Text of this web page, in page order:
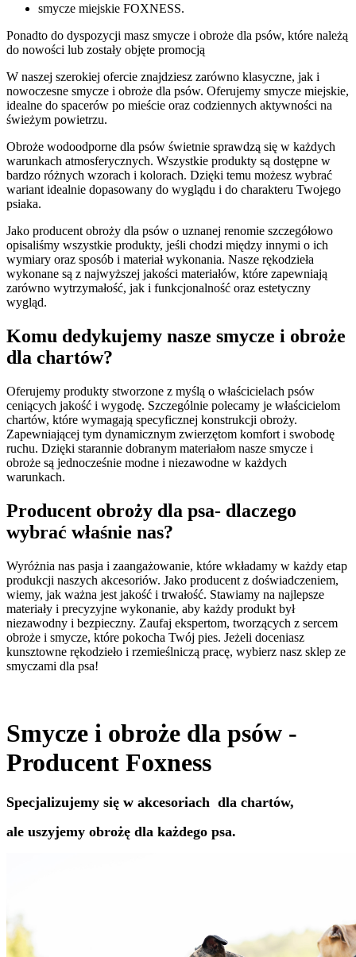
smycze miejskie FOXNESS.
Ponadto do dyspozycji masz smycze i obroże dla psów, które należą
do nowości lub zostały objęte promocją
W naszej szerokiej ofercie znajdziesz zarówno klasyczne, jak i
nowoczesne smycze i obroże dla psów. Oferujemy smycze miejskie,
idealne do spacerów po mieście oraz codziennych aktywności na
świeżym powietrzu.
Obroże wodoodporne dla psów świetnie sprawdzą się w każdych
warunkach atmosferycznych. Wszystkie produkty są dostępne w
bardzo różnych wzorach i kolorach. Dzięki temu możesz wybrać
wariant idealnie dopasowany do wyglądu i do charakteru Twojego
psiaka.
Jako producent obroży dla psów o uznanej renomie szczegółowo
opisaliśmy wszystkie produkty, jeśli chodzi między innymi o ich
wymiary oraz sposób i materiał wykonania. Nasze rękodzieła
wykonane są z najwyższej jakości materiałów, które zapewniają
zarówno wytrzymałość, jak i funkcjonalność oraz estetyczny
wygląd.
Komu dedykujemy nasze smycze i obroże
dla chartów?
Oferujemy produkty stworzone z myślą o właścicielach psów
ceniących jakość i wygodę. Szczególnie polecamy je właścicielom
chartów, które wymagają specyficznej konstrukcji obroży.
Zapewniającej tym dynamicznym zwierzętom komfort i swobodę
ruchu. Dzięki starannie dobranym materiałom nasze smycze i
obroże są jednocześnie modne i niezawodne w każdych
warunkach.
Producent obroży dla psa- dlaczego
wybrać właśnie nas?
Wyróżnia nas pasja i zaangażowanie, które wkładamy w każdy etap
produkcji naszych akcesoriów. Jako producent z doświadczeniem,
wiemy, jak ważna jest jakość i trwałość. Stawiamy na najlepsze
materiały i precyzyjne wykonanie, aby każdy produkt był
niezawodny i bezpieczny. Zaufaj ekspertom, tworzących z sercem
obroże i smycze, które pokocha Twój pies. Jeżeli doceniasz
kunsztowne rękodzieło i rzemieślniczą pracę, wybierz nasz sklep ze
smyczami dla psa!
Smycze i obroże dla psów -
Producent Foxness
Specjalizujemy się w akcesoriach dla chartów,
ale uszyjemy obrożę dla każdego psa.